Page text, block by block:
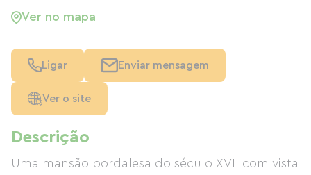
Descrição
Uma mansão bordalesa do século XVII com vista
Ver no mapa
Ligar Enviar mensagem
Ver o site